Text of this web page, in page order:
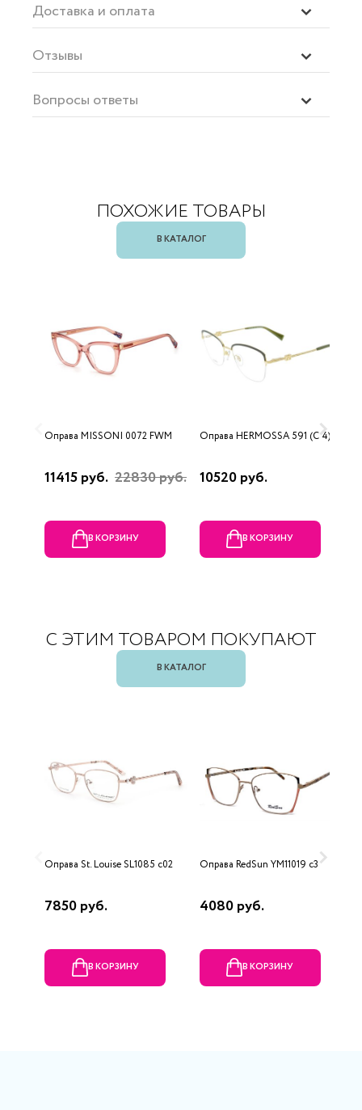
Доставка и оплата
Отзывы
Вопросы ответы
ПОХОЖИЕ ТОВАРЫ
В КАТАЛОГ
Оправа MISSONI 0072 FWM
11415 руб. 22830 руб.
В КОРЗИНУ
Оправа HERMOSSA 591 (C 4)
10520 руб.
В КОРЗИНУ
С ЭТИМ ТОВАРОМ ПОКУПАЮТ
В КАТАЛОГ
Оправа St. Louise SL1085 c02
7850 руб.
В КОРЗИНУ
Оправа RedSun YM11019 c3
4080 руб.
В КОРЗИНУ